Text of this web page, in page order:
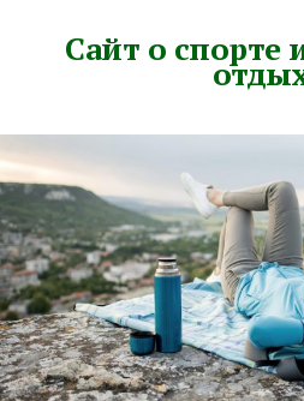
Сайт о спорте